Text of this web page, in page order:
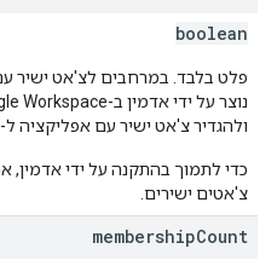
boolean
ולהגדיר צ'אט ישיר עם אפליקציה ל-Chat בשם המשתמשים בארגון.
צ'אטים ישירים.
membershipCount